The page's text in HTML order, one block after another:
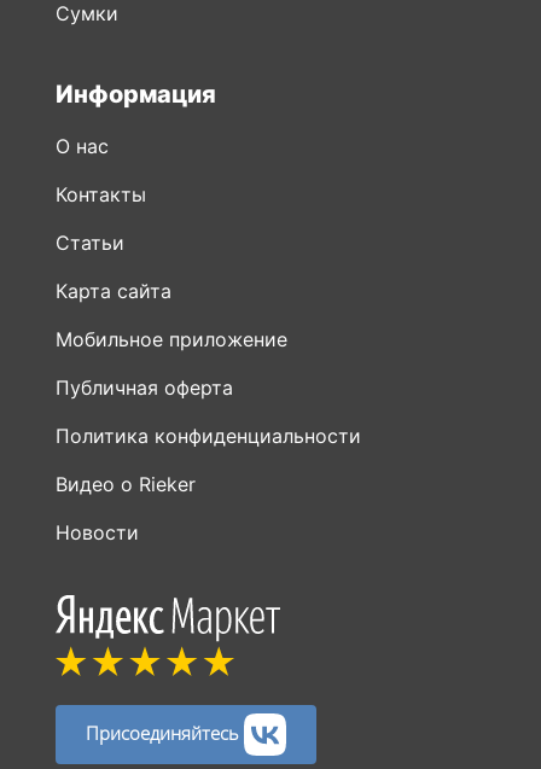
Сумки
Информация
О нас
Контакты
Статьи
Карта сайта
Мобильное приложение
Публичная оферта
Политика конфиденциальности
Видео о Rieker
Новости
Присоединяйтесь